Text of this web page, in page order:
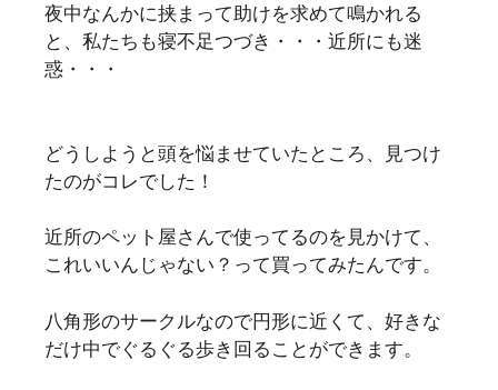
夜中なんかに挟まって助けを求めて鳴かれる
と、私たちも寝不足つづき・・・近所にも迷
惑・・・
どうしようと頭を悩ませていたところ、見つけ
たのがコレでした！
近所のペット屋さんで使ってるのを見かけて、
これいいんじゃない？って買ってみたんです。
八角形のサークルなので円形に近くて、好きな
だけ中でぐるぐる歩き回ることができます。